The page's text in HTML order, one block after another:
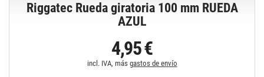
Riggatec Rueda giratoria 100 mm RUEDA
AZUL
4,95 €
incl. IVA, más gastos de envío